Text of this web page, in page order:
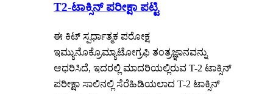
T2-ಟಾಕ್ಸಿನ್ ಪರೀಕ್ಷಾ ಪಟ್ಟಿ
ಈ ಕಿಟ್ ಸ್ಪರ್ಧಾತ್ಮಕ ಪರೋಕ್ಷ
ಇಮ್ಯುನೊಕ್ರೊಮ್ಯಾಟೋಗ್ರಫಿ ತಂತ್ರಜ್ಞಾನವನ್ನು
ಆಧರಿಸಿದೆ, ಇದರಲ್ಲಿ ಮಾದರಿಯಲ್ಲಿರುವ T-2 ಟಾಕ್ಸಿನ್
ಪರೀಕ್ಷಾ ಸಾಲಿನಲ್ಲಿ ಸೆರೆಹಿಡಿಯಲಾದ T-2 ಟಾಕ್ಸಿನ್